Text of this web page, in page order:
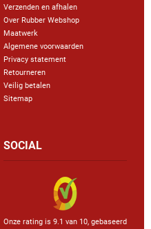
Verzenden en afhalen
Over Rubber Webshop
Maatwerk
Algemene voorwaarden
Privacy statement
Retourneren
Veilig betalen
Sitemap
SOCIAL
Onze rating is 9.1 van 10, gebaseerd